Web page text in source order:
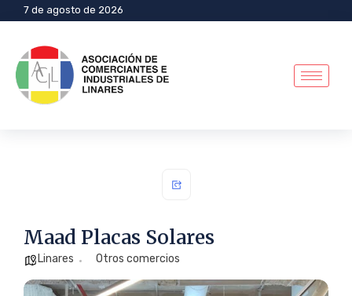
7 de agosto de 2026
Maad Placas Solares
Linares Otros comercios